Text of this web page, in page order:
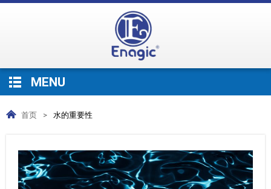
MENU
首页 > 水的重要性